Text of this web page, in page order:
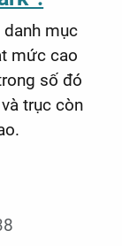
mục
mức cao
số đó
trục còn